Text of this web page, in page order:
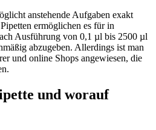
anstehende Aufgaben exakt
ermöglichen es für in
Ausführung von 0,1 µl bis 2500 µl
abzugeben. Allerdings ist man
und online Shops angewiesen, die
und worauf